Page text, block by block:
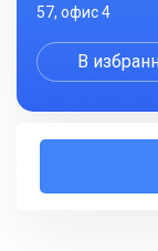
57, офис 4
В